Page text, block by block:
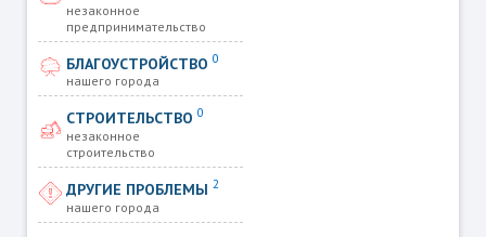
незаконное
предпринимательство
БЛАГОУСТРОЙСТВО0
нашего города
СТРОИТЕЛЬСТВО0
незаконное
строительство
ДРУГИЕ ПРОБЛЕМЫ2
нашего города